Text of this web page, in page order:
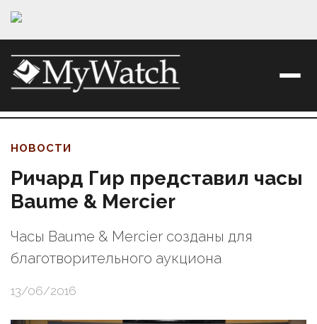
НОВОСТИ
Ричард Гир представил часы
Baume & Mercier
Часы Baume & Mercier созданы для
благотворительного аукциона
13/06/2016